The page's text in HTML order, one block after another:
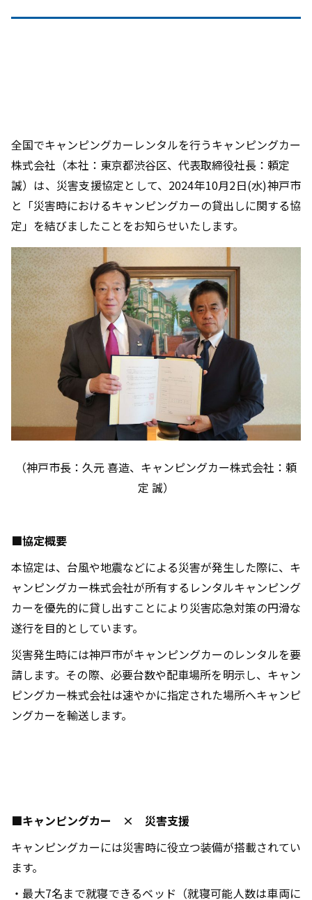
全国でキャンピングカーレンタルを行うキャンピングカー
株式会社（本社：東京都渋谷区、代表取締役社長：頼定
誠）は、災害支援協定として、 2024年10月2日(水)神戸市
と「災害時におけるキャンピングカーの貸出しに関する協
定」を結びましたことをお知らせいたします。
（神戸市長：久元 喜造、キャンピングカー株式会社：頼
定 誠）
■協定概要
本協定は、台風や地震などによる災害が発生した際に、キ
ャンピングカー株式会社が所有するレンタルキャンピング
カーを優先的に貸し出すことにより災害応急対策の円滑な
遂行を目的としています。
災害発生時には神戸市がキャンピングカーのレンタルを要
請します。その際、必要台数や配車場所を明示し、キャン
ピングカー株式会社は速やかに指定された場所へキャンピ
ングカーを輸送します。
■キャンピングカー × 災害支援
キャンピングカーには災害時に役立つ装備が搭載されてい
ます。
・最大7名まで就寝できるベッド（就寝可能人数は車両に